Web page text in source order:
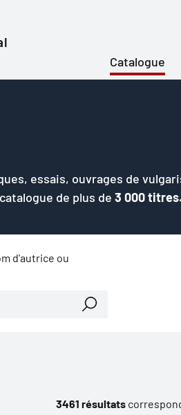
Catalogue
essais, ouvrages de
de plus de 3 000 titres.
d'autrice ou
3461 résultats